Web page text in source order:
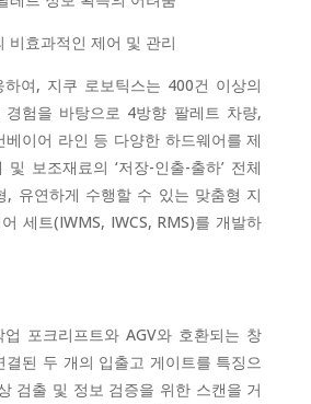
비효과적인 제어 및 관리
여, 지쿠 로보틱스는 400건 이상의
경험을 바탕으로 4방향 팔레트 차량,
베이어 라인 등 다양한 하드웨어를 제
보조재료의 ‘저장-인출-출하’ 전체
, 유연하게 수행할 수 있는 맞춤형 지
세트(IWMS, IWCS, RMS)를 개발하
포크리프트와 AGV와 호환되는 창
결된 두 개의 입출고 게이트를 특징으
검출 및 정보 검증을 위한 스캔을 거